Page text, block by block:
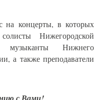
на концерты, в которых
Нижегородской
музыканты Нижнего
а также преподаватели